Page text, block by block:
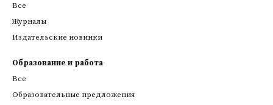
Все
Журналы
Издательские новинки
Образование и работа
Все
Образовательные предложения